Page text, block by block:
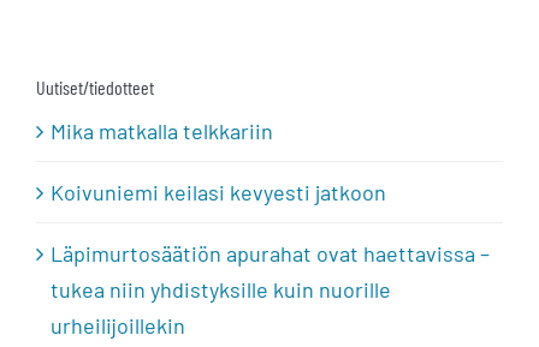
Uutiset/tiedotteet
Mika matkalla telkkariin
Koivuniemi keilasi kevyesti jatkoon
Läpimurtosäätiön apurahat ovat haettavissa –
tukea niin yhdistyksille kuin nuorille
urheilijoillekin